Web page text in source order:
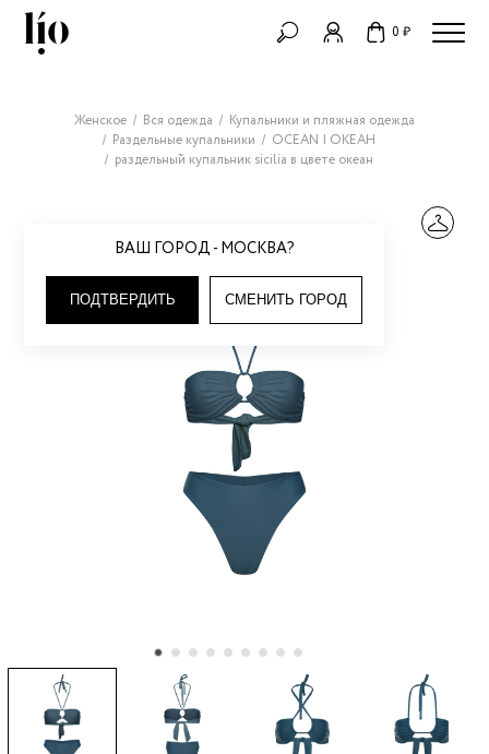
0 ₽
ВАШ ГОРОД - МОСКВА?
ПОДТВЕРДИТЬ СМЕНИТЬ ГОРОД
Женское Вся одежда
Купальники и пляжная одежда
Раздельные купальники
OCEAN | ОКЕАН
раздельный купальник sicilia в цвете океан